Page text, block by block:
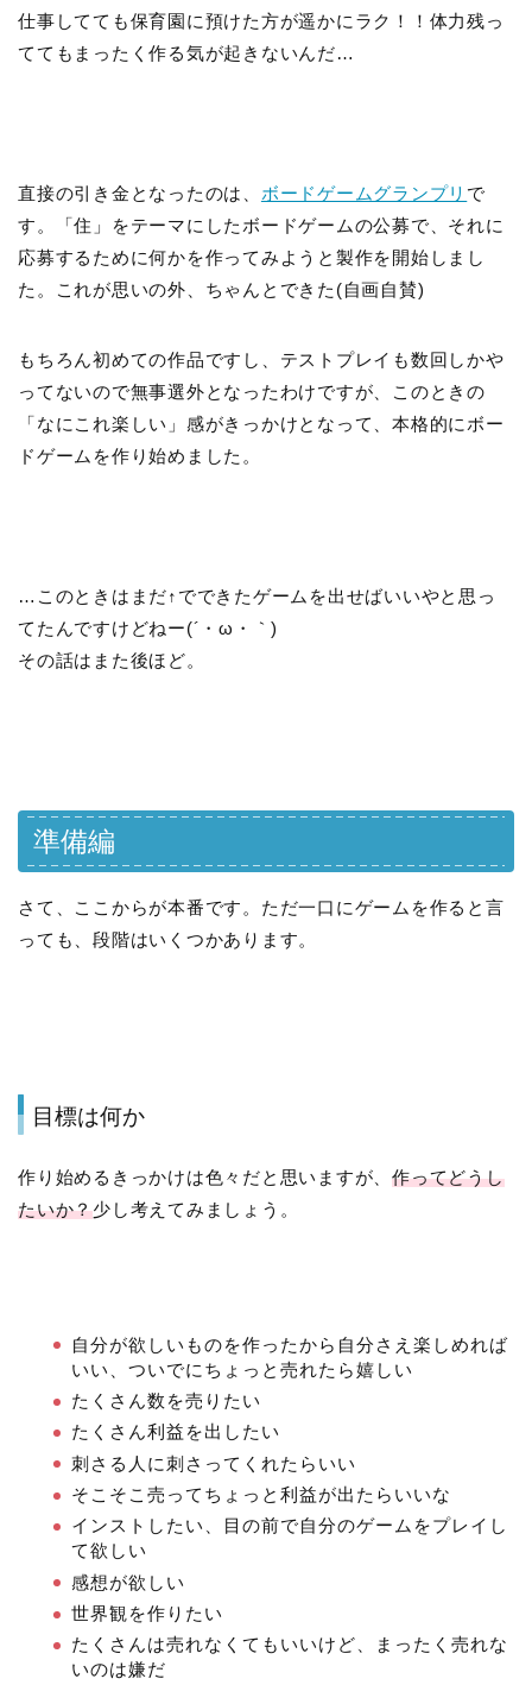
仕事してても保育園に預けた方が遥かにラク！！体力残っ
ててもまったく作る気が起きないんだ…
直接の引き金となったのは、 ボードゲームグランプリ で
す。「住」をテーマにしたボードゲームの公募で、それに
応募するために何かを作ってみようと製作を開始しまし
た。これが思いの外、ちゃんとできた(自画自賛)
もちろん初めての作品ですし、テストプレイも数回しかや
ってないので無事選外となったわけですが、このときの
「なにこれ楽しい」感がきっかけとなって、本格的にボー
ドゲームを作り始めました。
…このときはまだ↑でできたゲームを出せばいいやと思っ
てたんですけどねー(´・ω・｀)
その話はまた後ほど。
準備編
さて、ここからが本番です。ただ一口にゲームを作ると言
っても、段階はいくつかあります。
目標は何か
作り始めるきっかけは色々だと思いますが、作ってどうし
たいか？少し考えてみましょう。
自分が欲しいものを作ったから自分さえ楽しめれば
いい、ついでにちょっと売れたら嬉しい
たくさん数を売りたい
たくさん利益を出したい
刺さる人に刺さってくれたらいい
そこそこ売ってちょっと利益が出たらいいな
インストしたい、目の前で自分のゲームをプレイし
て欲しい
感想が欲しい
世界観を作りたい
たくさんは売れなくてもいいけど、まったく売れな
いのは嫌だ